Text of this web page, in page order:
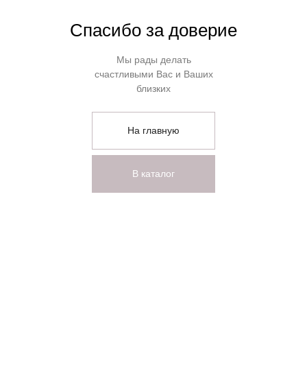
Спасибо за доверие
Мы рады делать
счастливыми Вас и Ваших
близких
На главную
В каталог